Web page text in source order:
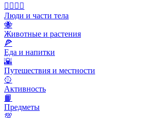
👩‍❤️‍💋‍👨
Люди и части тела
🐝
Животные и растения
🍕
Еда и напитки
🌇
Путешествия и местности
🥎
Активность
📙
Предметы
💯